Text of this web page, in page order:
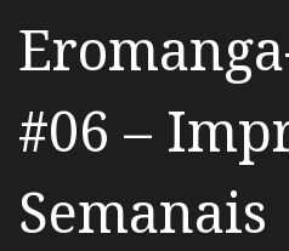
#06 –
Semanais